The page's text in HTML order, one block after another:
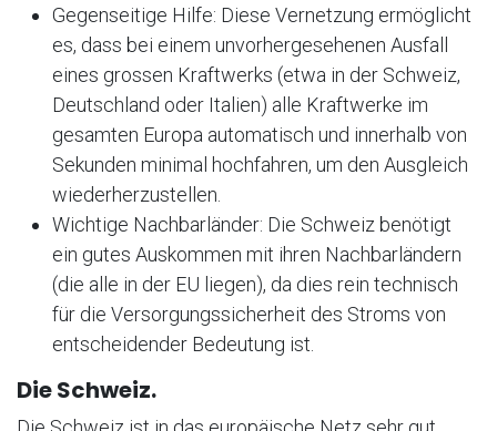
Gegenseitige Hilfe: Diese Vernetzung ermöglicht
es, dass bei einem unvorhergesehenen Ausfall
eines grossen Kraftwerks (etwa in der Schweiz,
Deutschland oder Italien) alle Kraftwerke im
gesamten Europa automatisch und innerhalb von
Sekunden minimal hochfahren, um den Ausgleich
wiederherzustellen.
Wichtige Nachbarländer: Die Schweiz benötigt
ein gutes Auskommen mit ihren Nachbarländern
(die alle in der EU liegen), da dies rein technisch
für die Versorgungssicherheit des Stroms von
entscheidender Bedeutung ist.
Die Schweiz.